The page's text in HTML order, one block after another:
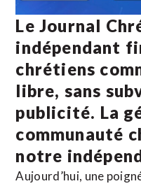
Le Journal
indépendant
chrétiens
libre, sans
publicité. La
communauté
notre
Aujourd’hui, une